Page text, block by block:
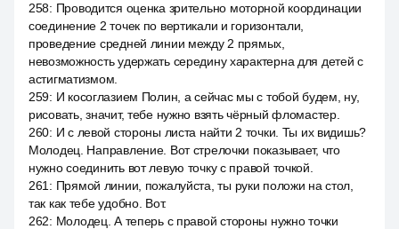
258: Проводится оценка зрительно моторной координации
соединение 2 точек по вертикали и горизонтали,
проведение средней линии между 2 прямых,
невозможность удержать середину характерна для детей с
астигматизмом.
259: И косоглазием Полин, а сейчас мы с тобой будем, ну,
рисовать, значит, тебе нужно взять чёрный фломастер.
260: И с левой стороны листа найти 2 точки. Ты их видишь?
Молодец. Направление. Вот стрелочки показывает, что
нужно соединить вот левую точку с правой точкой.
261 : Прямой линии, пожалуйста, ты руки положи на стол,
так как тебе удобно. Вот.
262: Молодец. А теперь с правой стороны нужно точки